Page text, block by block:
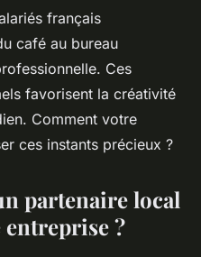
français
café au bureau
Ces
favorisent la créativité
Comment votre
ces instants précieux ?
partenaire local
?